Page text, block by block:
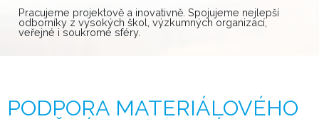
Pracujeme projektově a inovativně. Spojujeme nejlepší
odborníky z vysokých škol, výzkumných organizací,
veřejné i soukromé sféry.
PODPORA MATERIÁLOVÉHO